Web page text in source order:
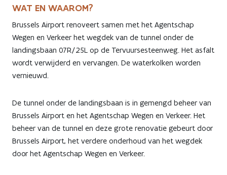
WAT EN WAAROM?
Brussels Airport renoveert samen met het Agentschap
Wegen en Verkeer het wegdek van de tunnel onder de
landingsbaan 07R/25L op de Tervuursesteenweg. Het asfalt
wordt verwijderd en vervangen. De waterkolken worden
vernieuwd.
De tunnel onder de landingsbaan is in gemengd beheer van
Brussels Airport en het Agentschap Wegen en Verkeer. Het
beheer van de tunnel en deze grote renovatie gebeurt door
Brussels Airport, het verdere onderhoud van het wegdek
door het Agentschap Wegen en Verkeer.